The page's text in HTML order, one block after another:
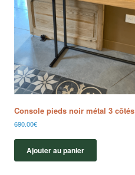
Console pieds noir métal 3 côtés
690.00€
Ajouter au panier